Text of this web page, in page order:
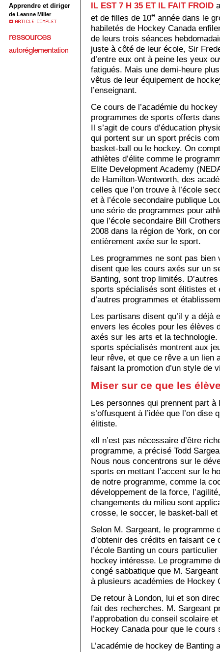
Apprendre et diriger
de Leanne Miller
IL EST 7 H 35 ET IL FAIT FROID
et de filles de 10e année dans le
habiletés de Hockey Canada
de leurs trois séances
juste à côté de leur école, Sir
d’entre eux ont à peine les yeux
fatigués. Mais une demi-heure
vêtus de leur équipement de
l’enseignant.
Ce cours de l’académie du
programmes de sports offerts
Il s’agit de cours d’éducation
qui portent sur un sport précis
basket-ball ou le hockey. On
athlètes d’élite comme le
Elite Development Academy
de Hamilton-Wentworth, des
celles que l’on trouve à l’école
et à l’école secondaire publique
une série de programmes pour
que l’école secondaire Bill
2008 dans la région de York, on
entièrement axée sur le sport.
Les programmes ne sont pas
disent que les cours axés sur un
Banting, sont trop limités.
sports spécialisés sont élitistes et
d’autres programmes et
Les partisans disent qu’il y a déjà
envers les écoles pour les élèves
axés sur les arts et la
sports spécialisés montrent aux
leur rêve, et que ce rêve a un lien
faisant la promotion d’un style de
Miser sur ce que les
Les personnes qui prennent part à
s’offusquent à l’idée que l’on
élitiste.
«Il n’est pas nécessaire d’être
programme, a précisé Todd
Nous nous concentrons sur le
sports en mettant l’accent sur le
de notre programme, comme la
développement de la force,
changements du milieu sont
crosse, le soccer, le basket-ball et
Selon M. Sargeant, le programme
d’obtenir des crédits en faisant ce
l’école Banting un cours
hockey intéresse. Le programme
congé sabbatique que M.
à plusieurs académies de Hockey
De retour à London, lui et son
fait des recherches. M. Sargeant
l’approbation du conseil scolaire
Hockey Canada pour que le cours
L’académie de hockey de Banting